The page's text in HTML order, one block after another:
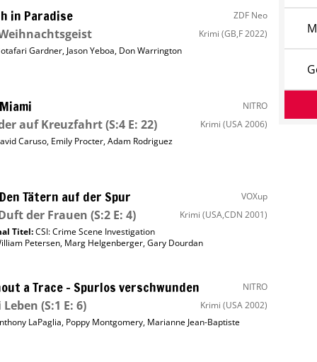
in Paradise ZDF Neo
Krimi (GB,F 2022)
Gardner, Jason Yeboa, Don Warrington
NITRO
auf Kreuzfahrt(S:4 E: 22) Krimi (USA 2006)
Caruso, Emily Procter,Adam Rodriguez
Tätern auf der Spur VOXup
der Frauen (S:2 E: 4) Krimi (USA,CDN 2001)
Titel:CSI: Crime Scene Investigation
Petersen, Marg Helgenberger,Gary Dourdan
a Trace – Spurlos verschwunden NITRO
Leben (S:1 E: 6) Krimi (USA 2002)
LaPaglia, Poppy Montgomery, Marianne Jean-Baptiste